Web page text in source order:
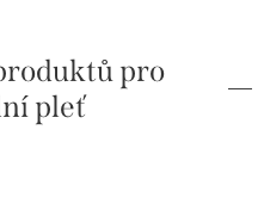
pro
pleť